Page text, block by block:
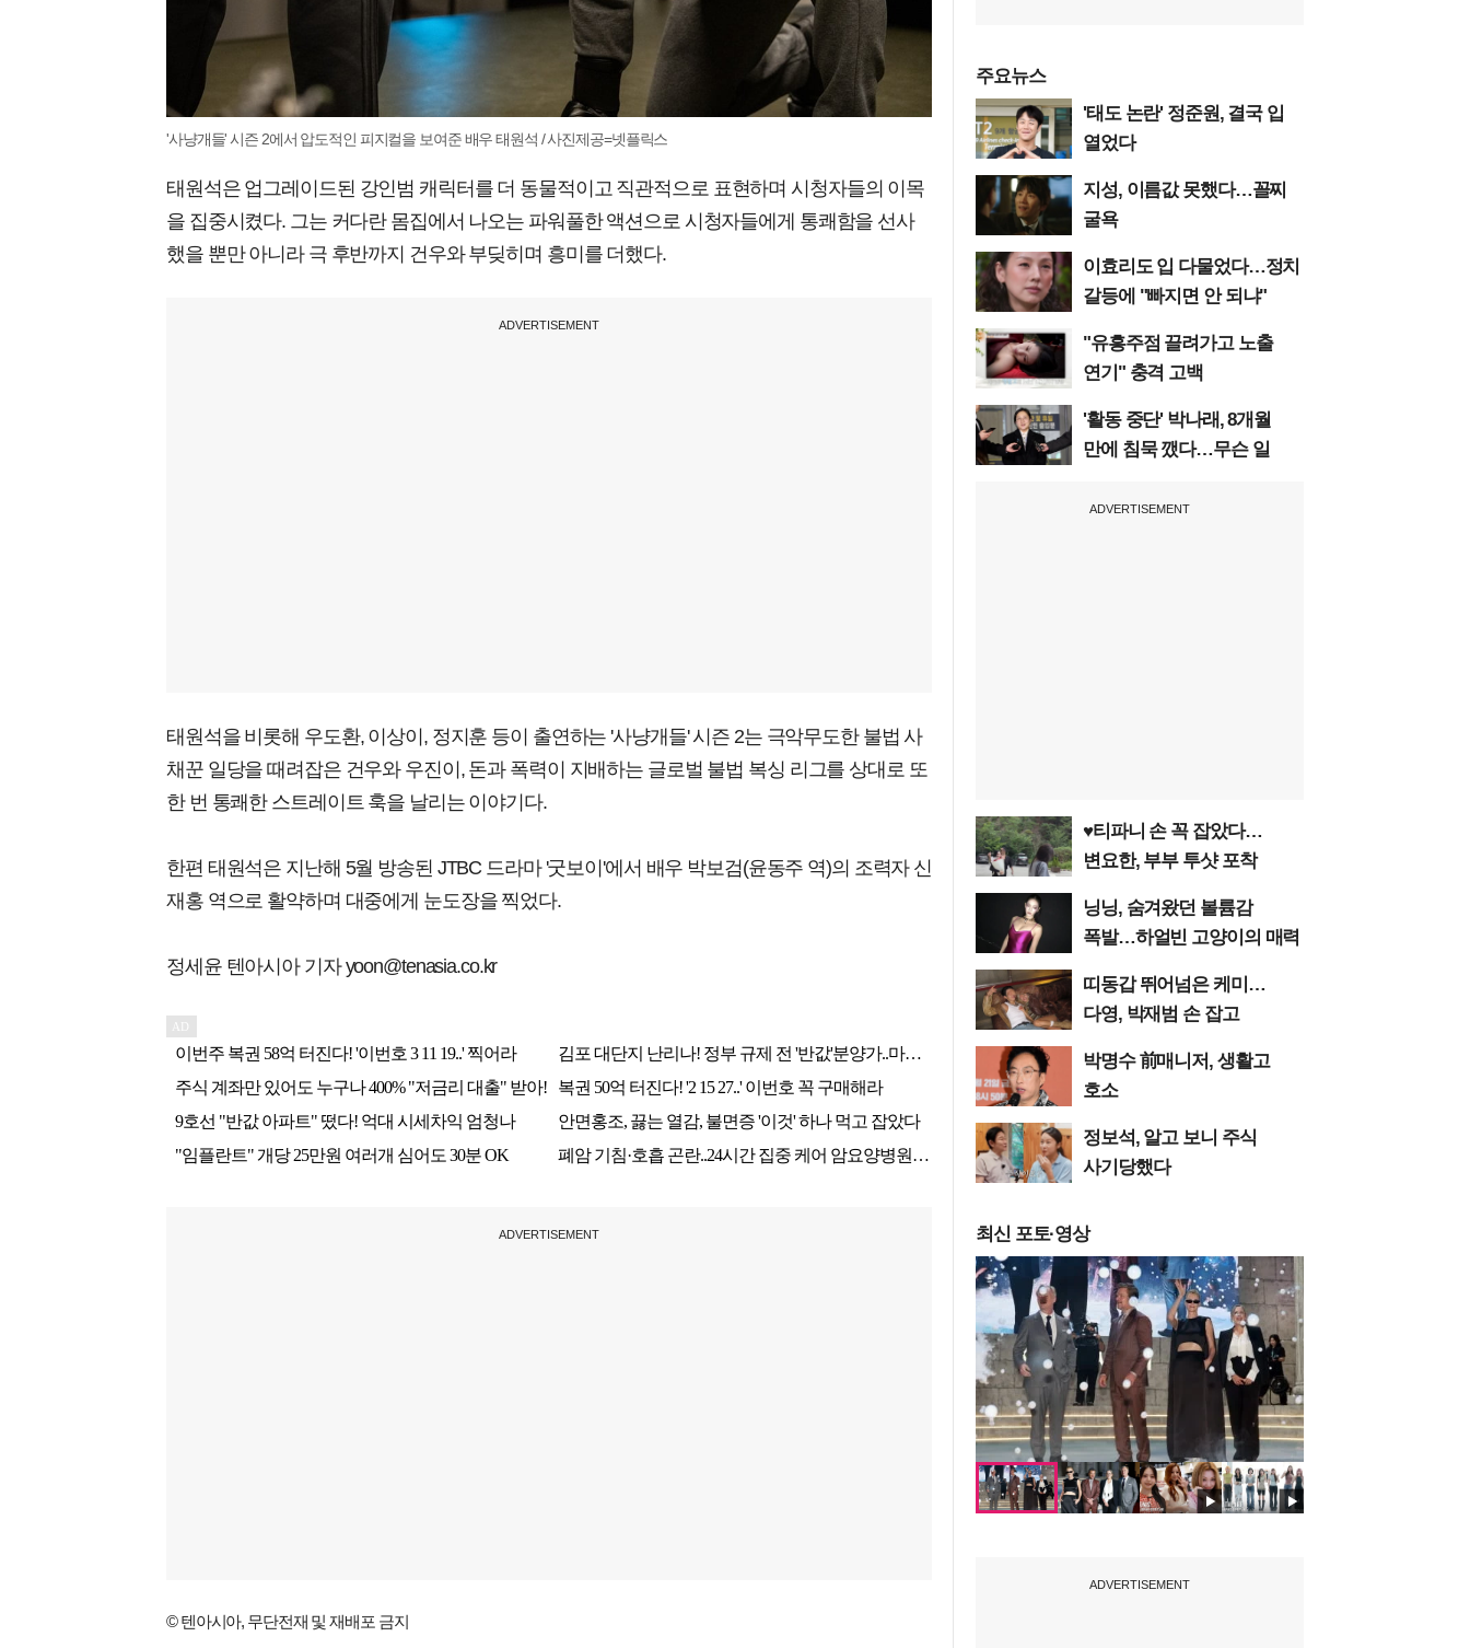
'사냥개들' 시즌 2에서 압도적인 피지컬을 보여준 배우 태원석 / 사진제공=넷플릭스
태원석은 업그레이드된 강인범 캐릭터를 더 동물적이고 직관적으로 표현하며 시청자들의 이목
을 집중시켰다. 그는 커다란 몸집에서 나오는 파워풀한 액션으로 시청자들에게 통쾌함을 선사
했을 뿐만 아니라 극 후반까지 건우와 부딪히며 흥미를 더했다.
ADVERTISEMENT
태원석을 비롯해 우도환, 이상이, 정지훈 등이 출연하는 '사냥개들' 시즌 2는 극악무도한 불법 사
채꾼 일당을 때려잡은 건우와 우진이, 돈과 폭력이 지배하는 글로벌 불법 복싱 리그를 상대로 또
한 번 통쾌한 스트레이트 훅을 날리는 이야기다.
한편 태원석은 지난해 5월 방송된 JTBC 드라마 '굿보이'에서 배우 박보검(윤동주 역)의 조력자 신
재홍 역으로 활약하며 대중에게 눈도장을 찍었다.
정세윤 텐아시아 기자 yoon@tenasia.co.kr
ADVERTISEMENT
© 텐아시아, 무단전재 및 재배포 금지
주요뉴스
'태도 논란' 정준원, 결국 입
열었다
지성, 이름값 못했다…꼴찌
굴욕
이효리도 입 다물었다…정치
갈등에 "빠지면 안 되냐"
"유흥주점 끌려가고 노출
연기" 충격 고백
'활동 중단' 박나래, 8개월
만에 침묵 깼다…무슨 일
ADVERTISEMENT
♥티파니 손 꼭 잡았다…
변요한, 부부 투샷 포착
닝닝, 숨겨왔던 볼륨감
폭발…하얼빈 고양이의 매력
띠동갑 뛰어넘은 케미…
다영, 박재범 손 잡고
박명수 前매니저, 생활고
호소
정보석, 알고 보니 주식
사기당했다
최신 포토·영상
ADVERTISEMENT